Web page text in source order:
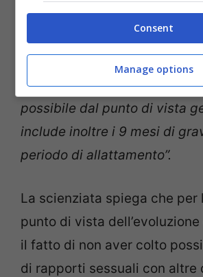
opportunità riproduttive in
le donne la sessualità
di maggiore investimento a
riproduttiva e quindi nella
possibile dal punto di vista
include inoltre i 9 mesi di
periodo di allattamento”.
La scienziata spiega che per
punto di vista
il fatto di non aver colto
di rapporti sessuali con altre
Consent
Manage options